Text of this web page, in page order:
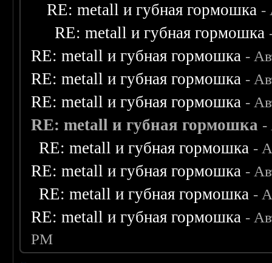
RE: metall и губная гормошка -
RE: metall и губная гормошка
RE: metall и губная гормошка -
RE: metall и губная гормошка -
RE: metall и губная гормошка -
RE: metall и губная гормошка -
RE: metall и губная гормошка -
RE: metall и губная гормошка -
RE: metall и губная гормошка -
RE: metall и губная гормошка -
PM